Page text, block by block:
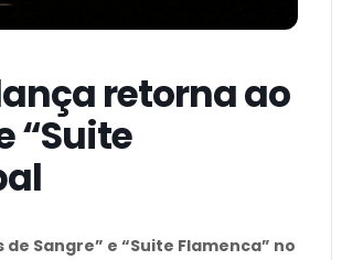
retorna ao
“Suite
Sangre” e “Suite Flamenca” no